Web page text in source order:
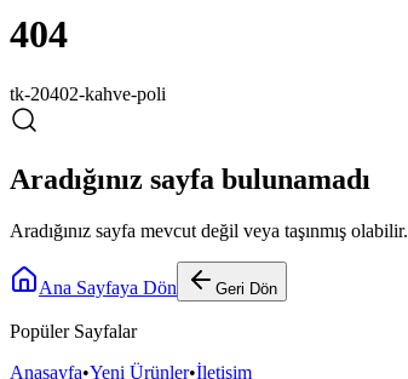
404
tk-20402-kahve-poli
Aradığınız sayfa bulunamadı
Aradığınız sayfa mevcut değil veya taşınmış olabilir.
Ana Sayfaya Dön Geri Dön
Popüler Sayfalar
Anasayfa•Yeni Ürünler•İletişim